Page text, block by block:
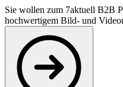
Sie wollen zum 7aktuell B2B
hochwertigem Bild- und